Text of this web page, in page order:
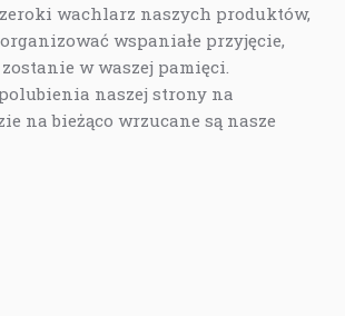
wachlarz naszych produktów,
wspaniałe przyjęcie,
w waszej pamięci.
naszej strony na
na bieżąco wrzucane są nasze